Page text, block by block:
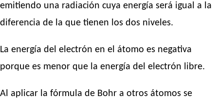
emitiendo una radiación cuya energía será igual a la
diferencia de la que tienen los dos niveles.
La energía del electrón en el átomo es negativa
porque es menor que la energía del electrón libre.
Al aplicar la fórmula de Bohr a otros átomos se